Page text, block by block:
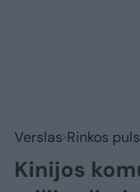
Verslas Rinkos
Kinijos